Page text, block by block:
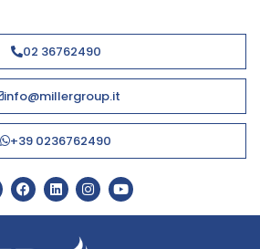
02 36762490
info@millergroup.it
+39 0236762490